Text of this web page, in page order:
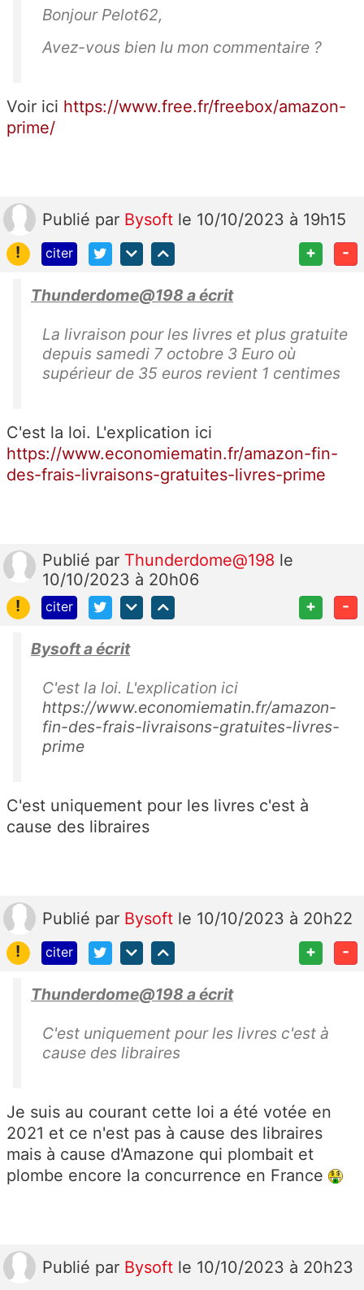
Bonjour Pelot62,
Avez-vous bien lu mon commentaire ?
Voir ici https://www.free.fr/freebox/amazon-
prime/
Publié par Bysoft le 10/10/2023 à 19h15
!
citer + -
Thunderdome@198 a écrit
La livraison pour les livres et plus gratuite
depuis samedi 7 octobre 3 Euro où
supérieur de 35 euros revient 1 centimes
C'est la loi. L'explication ici
https://www.economiematin.fr/amazon-fin-
des-frais-livraisons-gratuites-livres-prime
Publié par Thunderdome@198 le
10/10/2023 à 20h06
!
citer + -
Bysoft a écrit
C'est la loi. L'explication ici
https://www.economiematin.fr/amazon-
fin-des-frais-livraisons-gratuites-livres-
prime
C'est uniquement pour les livres c'est à
cause des libraires
Publié par Bysoft le 10/10/2023 à 20h22
!
citer + -
Thunderdome@198 a écrit
C'est uniquement pour les livres c'est à
cause des libraires
Je suis au courant cette loi a été votée en
2021 et ce n'est pas à cause des libraires
mais à cause d'Amazone qui plombait et
plombe encore la concurrence en France
Publié par Bysoft le 10/10/2023 à 20h23